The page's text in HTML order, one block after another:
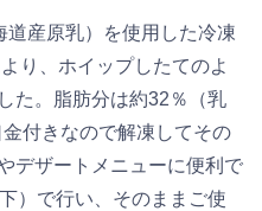
道産原乳）を使用した冷凍
り、ホイップしたてのよ
た。脂肪分は約32％（乳
付きなので解凍してその
デザートメニューに便利で
）で行い、そのままご使